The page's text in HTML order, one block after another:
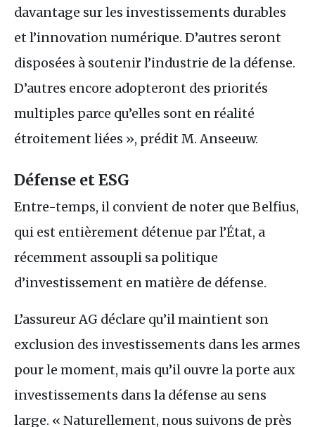
davantage sur les investissements durables
et l’innovation numérique. D’autres seront
disposées à soutenir l’industrie de la défense.
D’autres encore adopteront des priorités
multiples parce qu’elles sont en réalité
étroitement liées », prédit M. Anseeuw.
Défense etESG
Entre-temps, il convient de noter que Belfius,
qui est entièrement détenue par l’État, a
récemment assoupli sa politique
d’investissement en matière de défense.
L’assureurAG déclare qu’il maintient son
exclusion des investissements dans les armes
pour le moment, mais qu’il ouvre la porte aux
investissements dans la défense au sens
large. « Naturellement, nous suivons de près